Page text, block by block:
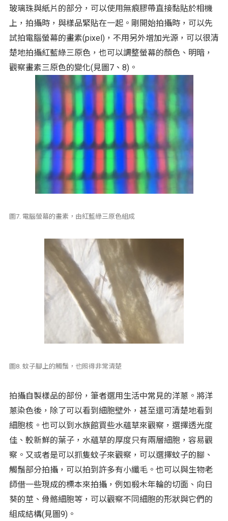
玻璃珠與紙片的部分，可以使用無痕膠帶直接黏貼於相機
上，拍攝時，與樣品緊貼在一起。剛開始拍攝時，可以先
試拍電腦螢幕的畫素(pixel)，不用另外增加光源，可以很清
楚地拍攝紅藍綠三原色，也可以調整螢幕的顏色、明暗，
觀察畫素三原色的變化(見圖7、8)。
圖7. 電腦螢幕的畫素，由紅藍綠三原色組成
圖8. 蚊子腳上的觸鬚，也照得非常清楚
拍攝自製樣品的部份，筆者選用生活中常見的洋蔥。將洋
蔥染色後，除了可以看到細胞壁外，甚至還可清楚地看到
細胞核。也可以到水族館買些水蘊草來觀察，選擇透光度
佳、較新鮮的葉子，水蘊草的厚度只有兩層細胞，容易觀
察。又或者是可以抓隻蚊子來觀察，可以選擇蚊子的腳、
觸鬚部分拍攝，可以拍到許多有小纖毛。也可以與生物老
師借一些現成的標本來拍攝，例如椴木年輪的切面、向日
葵的莖、骨骼細胞等，可以觀察不同細胞的形狀與它們的
組成結構(見圖9)。